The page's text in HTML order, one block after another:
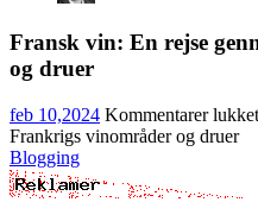
Fransk vin: En rejse
og druer
feb 10,2024 Kommentarer lukket
Frankrigs vinområder og druer
Blogging